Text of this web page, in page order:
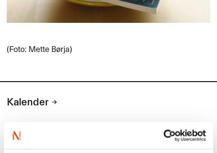
(Foto: Mette Børja)
Kalender
Kommende aktiviteter